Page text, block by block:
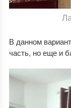
В данном
часть, но еще и